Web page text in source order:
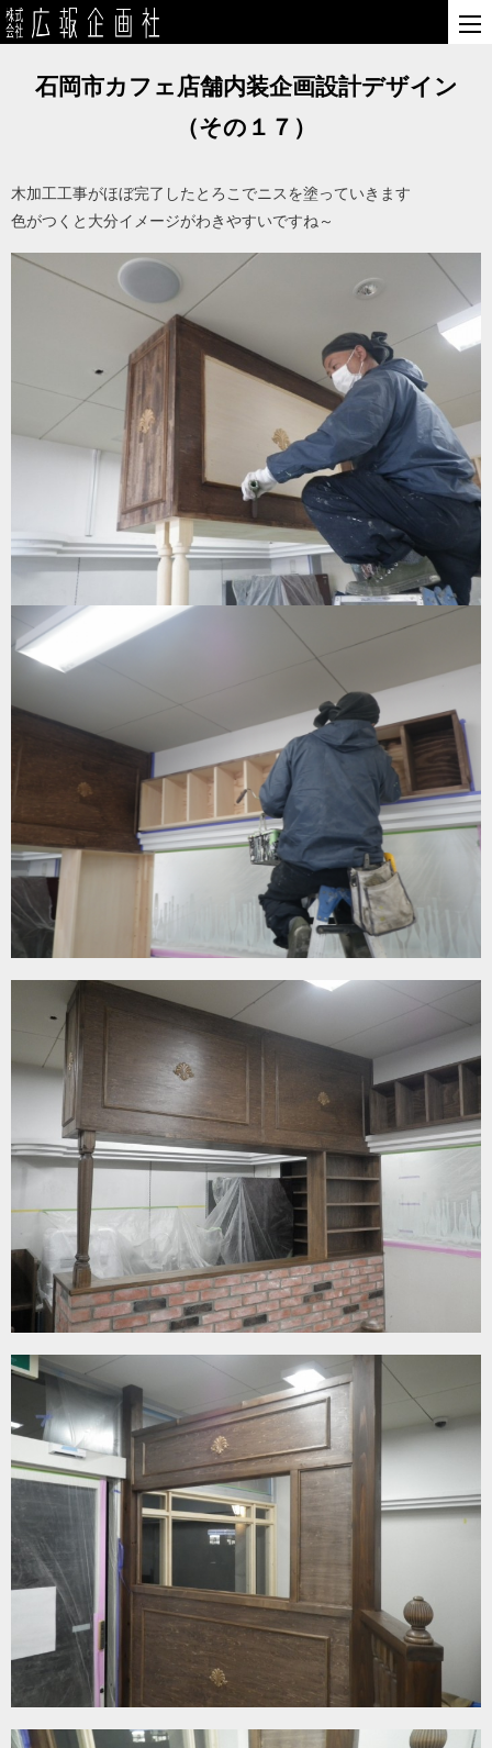
石岡市カフェ店舗内装企画設計デザイン
（その１７）
木加工工事がほぼ完了したとろこでニスを塗っていきます
色がつくと大分イメージがわきやすいですね～